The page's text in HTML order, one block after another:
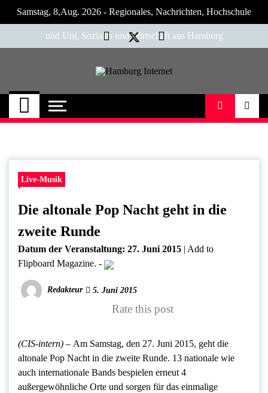
Samstag, 8,Aug. 2026 - Regionales, Nachrichten, Hochschule
und Uni, Soziales und Wirtschaft aus Hamburg
Hamburg Internet
Neuigkeiten und Nachrichten aus Hamburg
Live-Musik
Die altonale Pop Nacht geht in die
zweite Runde
Datum der Veranstaltung: 27. Juni 2015 | Add to
Flipboard Magazine. -
Redakteur 5. Juni 2015
Rate this post
(CIS-intern) – Am Samstag, den 27. Juni 2015, geht die
altonale Pop Nacht in die zweite Runde. 13 nationale wie
auch internationale Bands bespielen erneut 4
außergewöhnliche Orte und sorgen für das einmalige